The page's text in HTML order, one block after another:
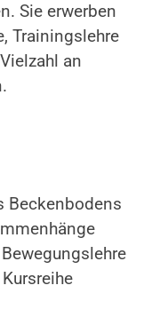
Sie erwerben
Trainingslehre
an
Beckenbodens